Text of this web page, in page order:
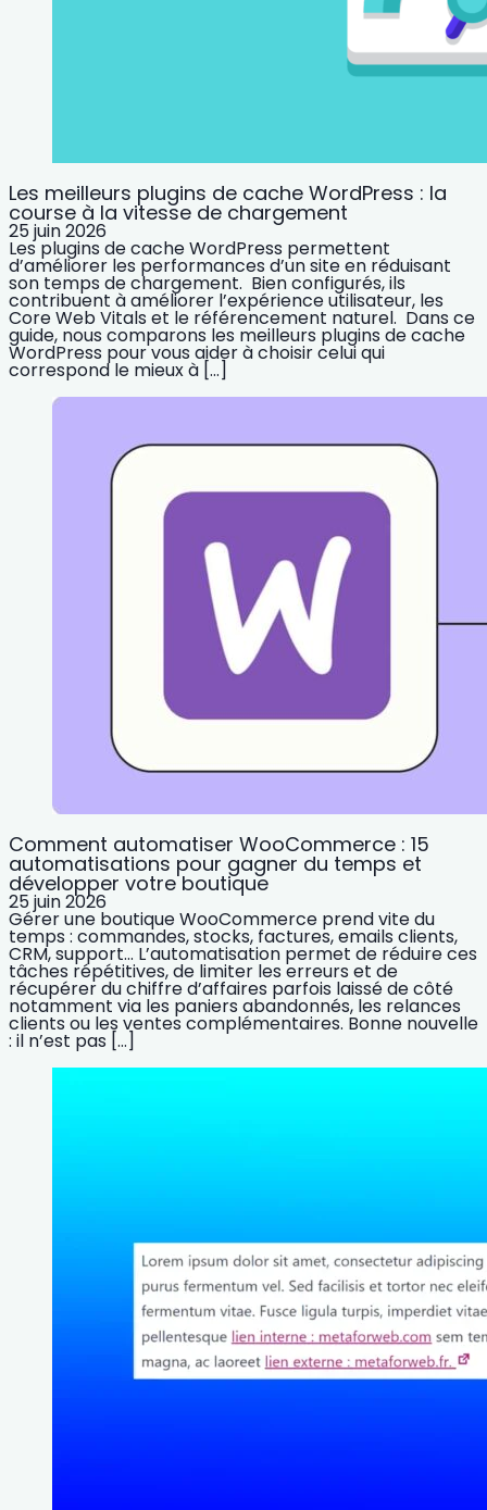
Les meilleurs plugins de cache WordPress : la
course à la vitesse de chargement
25 juin 2026
Les plugins de cache WordPress permettent
d’améliorer les performances d’un site en réduisant
son temps de chargement. Bien configurés, ils
contribuent à améliorer l’expérience utilisateur, les
Core Web Vitals et le référencement naturel. Dans ce
guide, nous comparons les meilleurs plugins de cache
WordPress pour vous aider à choisir celui qui
correspond le mieux à […]
Comment automatiser WooCommerce : 15
automatisations pour gagner du temps et
développer votre boutique
25 juin 2026
Gérer une boutique WooCommerce prend vite du
temps : commandes, stocks, factures, emails clients,
CRM, support… L’automatisation permet de réduire ces
tâches répétitives, de limiter les erreurs et de
récupérer du chiffre d’affaires parfois laissé de côté
notamment via les paniers abandonnés, les relances
clients ou les ventes complémentaires. Bonne nouvelle
: il n’est pas […]